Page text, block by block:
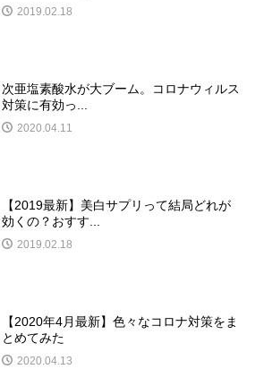
2019.02.18
次亜塩素酸水が大ブーム。コロナウィルス
対策に有効っ...
2020.04.11
【2019最新】美白サプリって結局どれが
効くの？おすす...
2019.02.18
【2020年4月最新】色々なコロナ対策をま
とめてみた
2020.04.13